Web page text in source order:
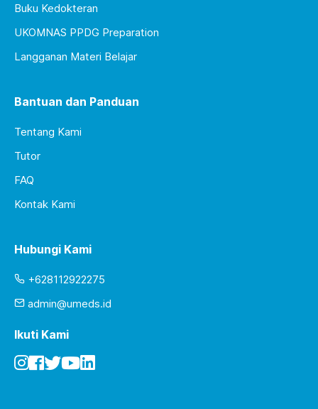
Buku Kedokteran
UKOMNAS PPDG Preparation
Langganan Materi Belajar
Bantuan dan Panduan
Tentang Kami
Tutor
FAQ
Kontak Kami
Hubungi Kami
+628112922275
admin@umeds.id
Ikuti Kami